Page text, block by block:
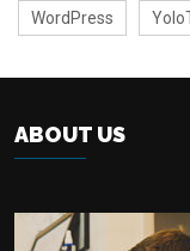
WordPress
ABOUT US